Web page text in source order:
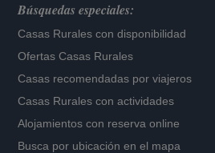
Búsquedas especiales:
Casas Rurales con disponibilidad
Ofertas Casas Rurales
Casas recomendadas por viajeros
Casas Rurales con actividades
Alojamientos con reserva online
Busca por ubicación en el mapa